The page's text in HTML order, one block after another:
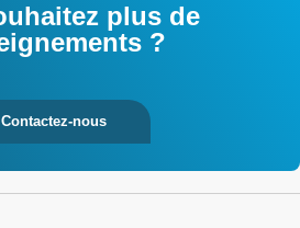
plus de
?
Contactez-nous